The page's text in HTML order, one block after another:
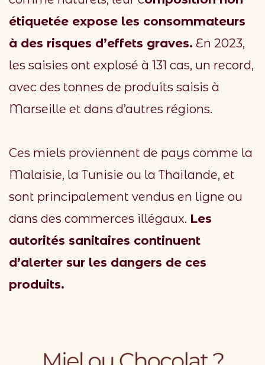
étiquetée expose les consommateurs
à des risques d’effets graves. En 2023,
les saisies ont explosé à 131 cas, un record,
avec des tonnes de produits saisis à
Marseille et dans d’autres régions.
Ces miels proviennent de pays comme la
Malaisie, la Tunisie ou la Thaïlande, et
sont principalement vendus en ligne ou
dans des commerces illégaux. Les
autorités sanitaires continuent
d’alerter sur les dangers de ces
produits.